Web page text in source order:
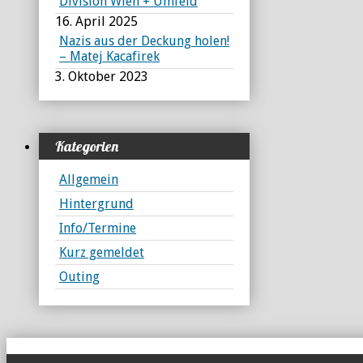
16. April 2025
Nazis aus der Deckung holen!
– Matej Kacafirek
3. Oktober 2023
Kategorien
Allgemein
Hintergrund
Info/Termine
Kurz gemeldet
Outing